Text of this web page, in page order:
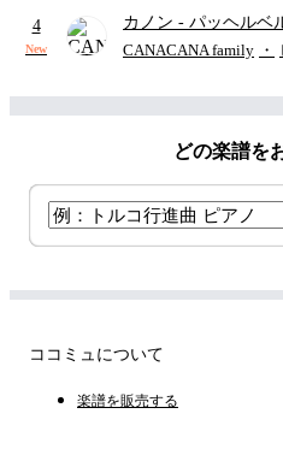
4
New
カノン - パッヘルベ
CANACANA family ・
どの楽譜を
ココミュについて
楽譜を販売する